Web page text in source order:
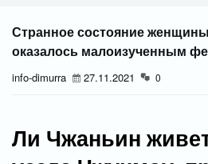
Странное состояние
оказалось малоизученным
info-dimurra 27.11.2021 0
Ли Чжаньин